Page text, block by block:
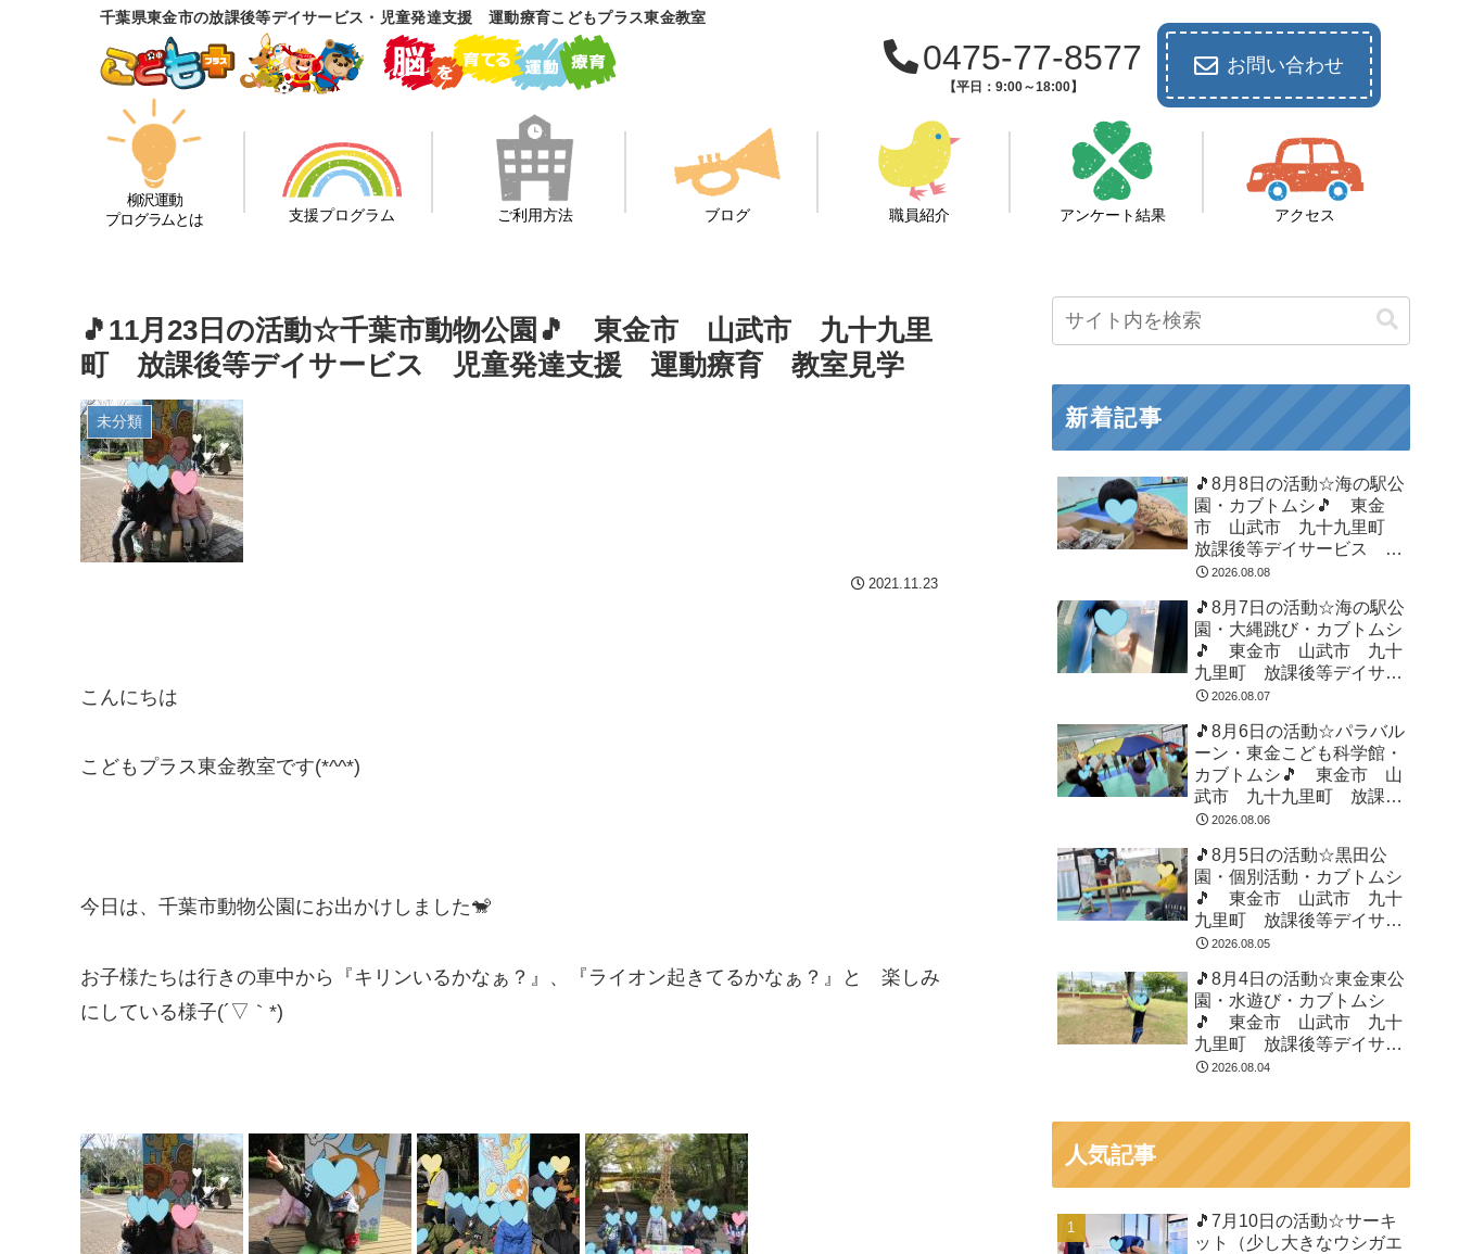
千葉県東金市の放課後等デイサービス・児童発達支援 運動療育こどもプラス東金教室
0475-77-8577
【平日：9:00～18:00】
お問い合わせ
柳沢運動
プログラムとは
支援プログラム ご利用方法 ブログ 職員紹介 アンケート結果 アクセス
🎵11月23日の活動☆千葉市動物公園🎵 東金市 山武市 九十九里
町 放課後等デイサービス 児童発達支援 運動療育 教室見学
未分類
2021.11.23
こんにちは
こどもプラス東金教室です(*^^*)
今日は、千葉市動物公園にお出かけしました🐒
お子様たちは行きの車中から『キリンいるかなぁ？』、『ライオン起きてるかなぁ？』と 楽しみ
にしている様子(´▽｀*)
新着記事
🎵8月8日の活動☆海の駅公
園・カブトムシ🎵 東金
市 山武市 九十九里町
放課後等デイサービス 児
童発達支援 運動療育 教
2026.08.08
🎵8月7日の活動☆海の駅公
園・大縄跳び・カブトムシ
🎵 東金市 山武市 九十
九里町 放課後等デイサー
ビス 児童発達支援 運動
2026.08.07
🎵8月6日の活動☆パラバル
ーン・東金こども科学館・
カブトムシ🎵 東金市 山
武市 九十九里町 放課後
等デイサービス 児童発達
2026.08.06
🎵8月5日の活動☆黒田公
園・個別活動・カブトムシ
🎵 東金市 山武市 九十
九里町 放課後等デイサー
ビス 児童発達支援 運動
2026.08.05
🎵8月4日の活動☆東金東公
園・水遊び・カブトムシ
🎵 東金市 山武市 九十
九里町 放課後等デイサー
ビス 児童発達支援 運動
2026.08.04
人気記事
🎵7月10日の活動☆サーキ
ット（少し大きなウシガエ